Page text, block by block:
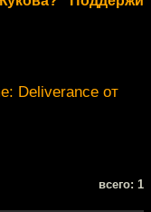
Deliverance от
всего: 1